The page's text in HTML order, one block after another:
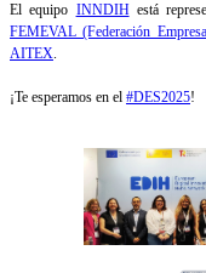
El equipo INNDIHestá
FEMEVAL (Federación
AITEX.
¡Te esperamos en el #DES2025!